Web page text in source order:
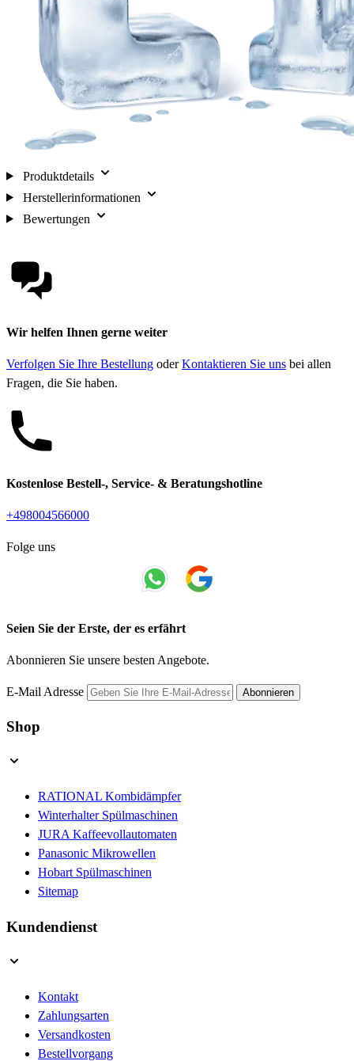
Produktdetails
Herstellerinformationen
Bewertungen
Wir helfen Ihnen gerne weiter
Verfolgen Sie Ihre Bestellung oderKontaktieren Sie uns bei allen
Fragen, die Sie haben.
Kostenlose Bestell-, Service- & Beratungshotline
+498004566000
Folge uns
Seien Sie der Erste, der es erfährt
Abonnieren Sie unsere besten Angebote.
E-Mail Adresse Abonnieren
Shop
RATIONAL Kombidämpfer
Winterhalter Spülmaschinen
JURA Kaffeevollautomaten
Panasonic Mikrowellen
Hobart Spülmaschinen
Sitemap
Kundendienst
Kontakt
Zahlungsarten
Versandkosten
Bestellvorgang